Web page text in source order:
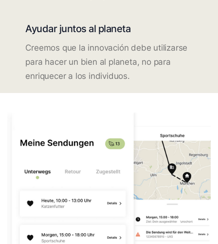
Ayudar juntos al planeta
Creemos que la innovación debe utilizarse
para hacer un bien al planeta, no para
enriquecer a los individuos.